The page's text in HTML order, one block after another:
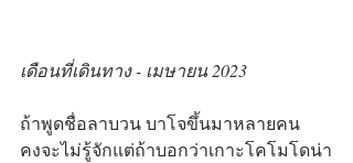
เดือนที่เดินทาง - เมษายน 2023
ถ้าพูดชื่อลาบวน บาโจขึ้นมาหลายคน
คงจะไม่รู้จักแต่ถ้าบอกว่าเกาะโคโมโดน่า